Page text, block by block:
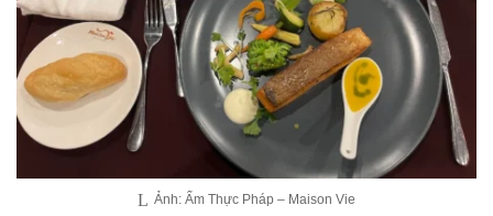
Ảnh: Ẩm Thực Pháp – Maison Vie